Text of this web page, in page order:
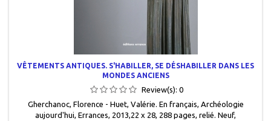
VÊTEMENTS ANTIQUES. S'HABILLER, SE DÉSHABILLER DANS LES
MONDES ANCIENS
Review(s): 0
Gherchanoc, Florence - Huet, Valérie . En français , Archéologie
aujourd'hui , Errances , 2013,22 x 28 , 288 pages, relié . Neuf,